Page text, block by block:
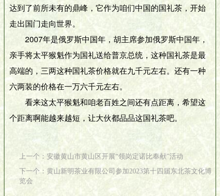
达到了前所未有的鼎峰，它作为咱们中国的国礼茶，开始
走出国门走向世界。
2007年是俄罗斯中国年，胡主席参加俄罗斯中国年，
亲手将太平猴魁作为国礼送给普京总统，这种国礼茶是最
高端的，三两这种国礼茶价格就在九千元左右。还有一种
六两装的价格在一万六千元左右。
看来这太平猴魁和咱老百姓之间还有点距离，希望这
个距离啊能越来越短，让大伙都品品这国礼茶吧。
上一个：安徽黄山市黄山区开展“领岗定诺比奉献”活动
下一个：黄山新明茶业有限公司参加2023第十四届东北茶文化博
览会